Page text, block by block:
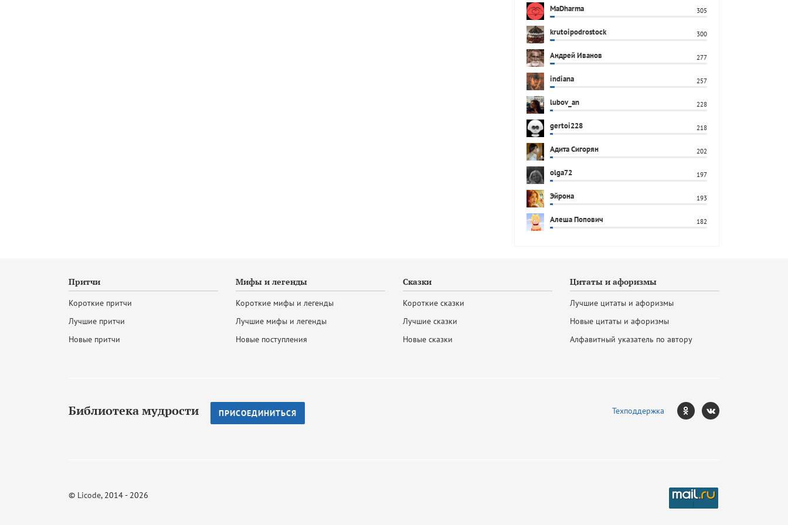
MaDharma 305
krutoipodrostock 300
Андрей Иванов 277
indiana 257
lubov_an 228
gertoi228 218
Адита Сигорян 202
olga72 197
Эйрона 193
Алеша Попович 182
Притчи
Короткие притчи
Лучшие притчи
Новые притчи
Мифы и легенды
Короткие мифы и легенды
Лучшие мифы и легенды
Новые поступления
Сказки
Короткие сказки
Лучшие сказки
Новые сказки
Цитаты и афоризмы
Лучшие цитаты и афоризмы
Новые цитаты и афоризмы
Алфавитный указатель по автору
Библиотека мудрости ПРИСОЕДИНИТЬСЯ Техподдержка
© Licode, 2014 - 2026